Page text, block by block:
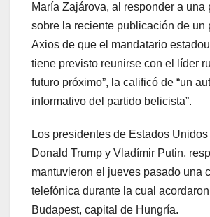
María Zajárova, al responder a una
sobre la reciente publicación de un
Axios de que el mandatario
tiene previsto reunirse con el líder
futuro próximo”, la calificó de “un
informativo del partido belicista”.
Los presidentes de Estados
Donald Trump y Vladímir Putin,
mantuvieron el jueves pasado una
telefónica durante la cual
Budapest, capital de Hungría.